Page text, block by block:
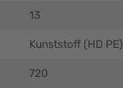
13
Kunststoff (HD PE)
720